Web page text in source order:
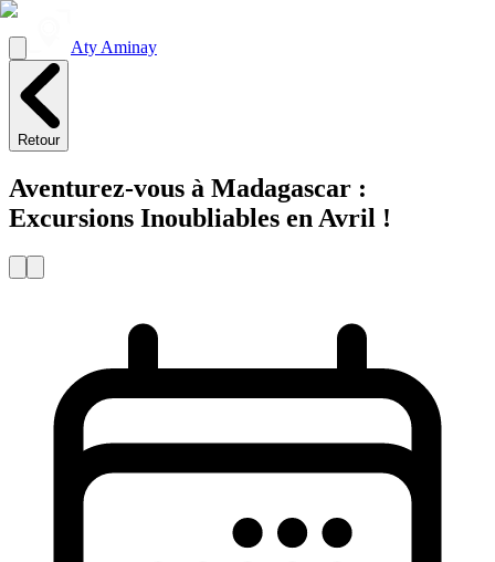
Aty Aminay
Retour
Aventurez-vous à Madagascar :
Excursions Inoubliables en Avril !